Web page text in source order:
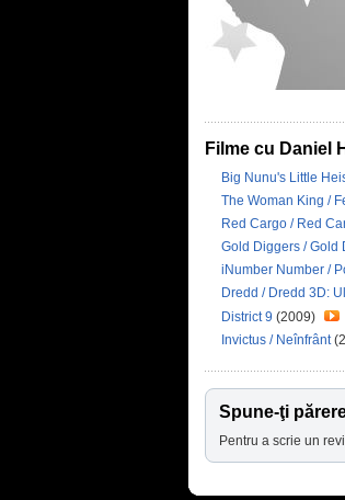
Filme cu Daniel
Big Nunu's Little
The Woman King /
Red Cargo / Red
Gold Diggers / Gold
iNumber Number /
Dredd / Dredd 3D:
District 9 (2009)
Invictus / Neînfrânt
Spune-ţi
Pentru a scrie un